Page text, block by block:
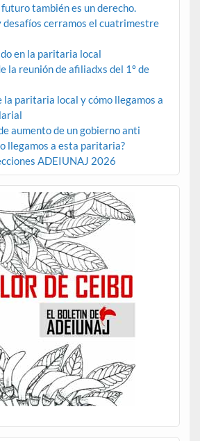
también es un derecho.
desafíos cerramos el cuatrimestre
en la paritaria local
la reunión de afiliadxs del 1º de
la paritaria local y cómo llegamos a
aumento de un gobierno anti
llegamos a esta paritaria?
ADEIUNAJ 2026